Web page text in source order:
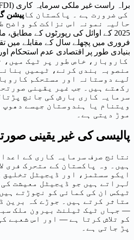
پیشن کی ضرورت ہے ۔ پاکستان کا
حالیہ نمونہ اس نزاکت کو واضح
2025 کے اوائل کی رپورٹوں کے
فروری میں پچھلے سال کے مقابلے میں
بنیادی طور پر اقتصادی عدم استحکام
کاروبار، خاص طور پر ٹیک میں،
منصوبہ بندی کرنے، ٹیمیں
لیے دوستانہ اور مستحکم
رکھتے ہیں۔ جب غیر یقینی
سرمایہ کاری بارش کی جانچ
ویتنام یا ہندوستان جیسے
موڑ دیتی ہے۔
پالیسی کی غیر یقینی
نتائج صرف سرمایہ کاری کے
ہیں۔ وہ پاکستان کے متحرک فری
ایکو سسٹمز، اور ڈیجیٹل تخلیق
لہراتے ہیں جو ڈیجیٹل معیشت
ٹیکس ان کی کمائی کو نچوڑتے
متاثر کرتے ہیں۔ جوڑے کہ برین
— جہاں ٹیک ٹیلنٹ بیرون ملک
کو تلاش کرتا ہے — اور اس شعبے
پڑ جاتی ہے۔